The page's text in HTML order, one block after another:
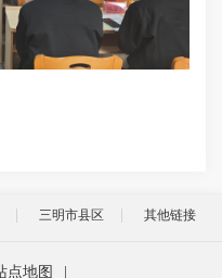
三明市县区 其他链接
点地图